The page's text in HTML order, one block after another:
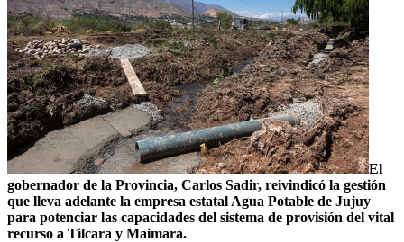
El
gobernador de la Provincia, Carlos Sadir, reivindicó la gestión
que lleva adelante la empresa estatal Agua Potable de Jujuy
para potenciar las capacidades del sistema de provisión del vital
recurso a Tilcara y Maimará.